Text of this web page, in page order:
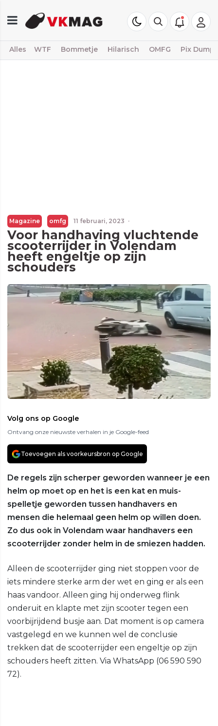
Alles WTF Bommetje Hilarisch OMFG Pix Dump
Magazine omfg 11 februari, 2023 ·
Voor handhaving vluchtende
scooterrijder in Volendam
heeft engeltje op zijn
schouders
Volg ons op Google
Ontvang onze nieuwste verhalen in je Google-feed
Toevoegen als voorkeursbron op Google
De regels zijn scherper geworden wanneer je een
helm op moet op en het is een kat en muis-
spelletje geworden tussen handhavers en
mensen die helemaal geen helm op willen doen.
Zo dus ook in Volendam waar handhavers een
scooterrijder zonder helm in de smiezen hadden.
Alleen de scooterrijder ging niet stoppen voor de
iets mindere sterke arm der wet en ging er als een
haas vandoor. Alleen ging hij onderweg flink
onderuit en klapte met zijn scooter tegen een
voorbijrijdend busje aan. Dat moment is op camera
vastgelegd en we kunnen wel de conclusie
trekken dat de scooterrijder een engeltje op zijn
schouders heeft zitten. Via WhatsApp (06 590 590
72).